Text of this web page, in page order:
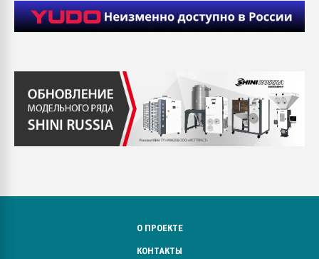
О ПРОЕКТЕ
КОНТАКТЫ